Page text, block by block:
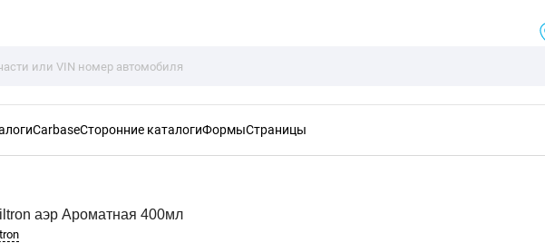
CarbaseСторонние каталогиФормыСтраницы
аэр Ароматная 400мл